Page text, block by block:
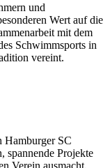
und
Wert auf die
mit dem
Schwimmsports in
vereint.
Hamburger SC
spannende Projekte
Verein ausmacht,